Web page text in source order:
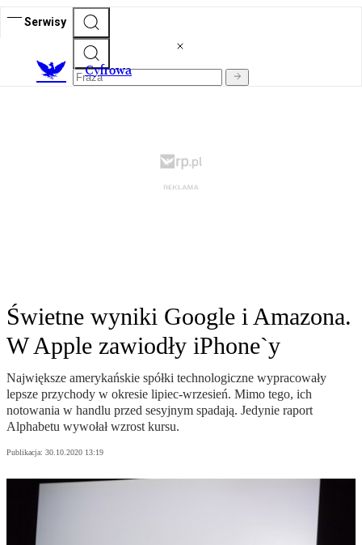
Serwisy
Cyfrowa
Świetne wyniki Google i Amazona.
W Apple zawiodły iPhone`y
Największe amerykańskie spółki technologiczne wypracowały
lepsze przychody w okresie lipiec-wrzesień. Mimo tego, ich
notowania w handlu przed sesyjnym spadają. Jedynie raport
Alphabetu wywołał wzrost kursu.
Publikacja: 30.10.2020 13:19